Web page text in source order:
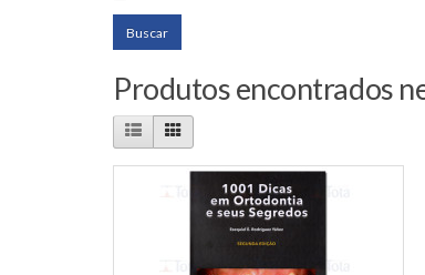
Produtos encontrados